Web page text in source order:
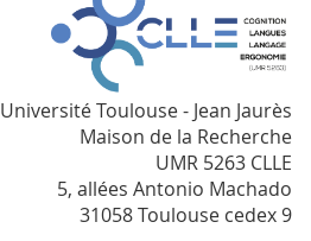
Université Toulouse - Jean Jaurès
Maison de la Recherche
UMR 5263 CLLE
5, allées Antonio Machado
31058 Toulouse cedex 9